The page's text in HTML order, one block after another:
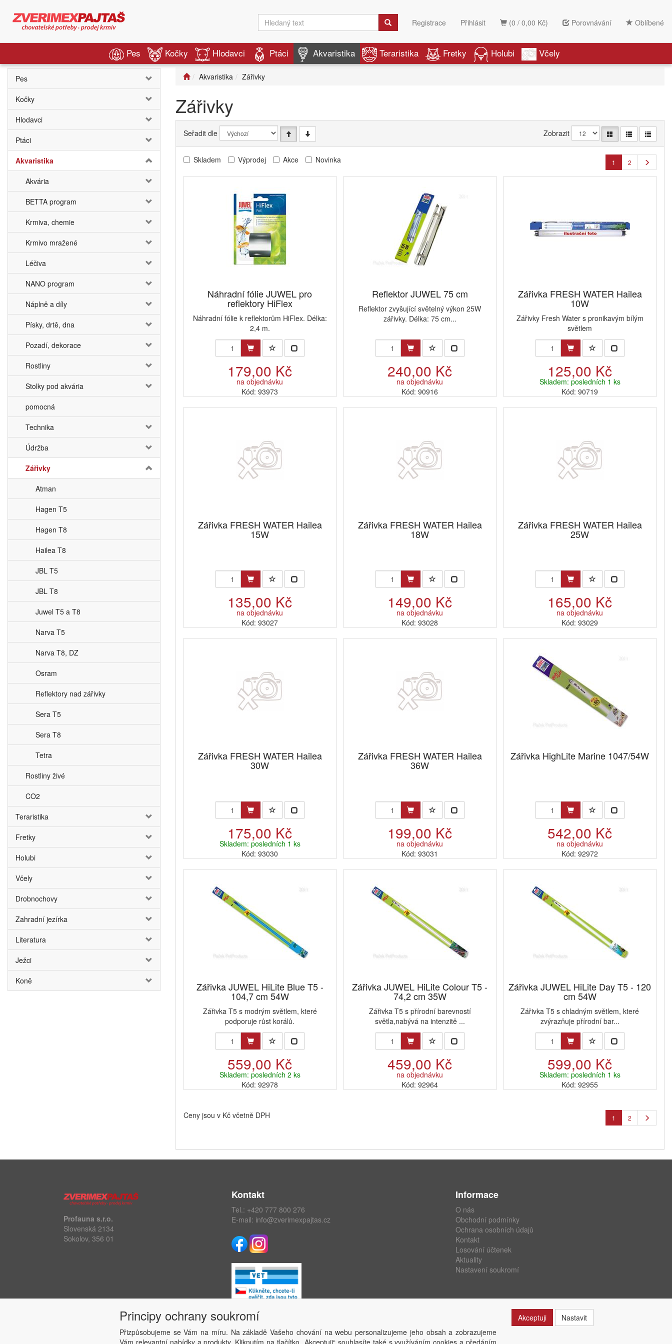
(0 / 0,00 Kč) Porovnávání Oblíbené
Registrace Přihlásit
Pes Kočky Hlodavci Ptáci Akvaristika Teraristika Fretky Holubi Včely
Pes
Kočky
Hlodavci
Ptáci
Akvaristika
Akvária
BETTA program
Krmiva, chemie
Krmivo mražené
Léčiva
NANO program
Náplně a díly
Písky, drtě, dna
Pozadí, dekorace
Rostliny
Stolky pod akvária
pomocná
Technika
Údržba
Zářivky
Atman
Hagen T5
Hagen T8
Hailea T8
JBL T5
JBL T8
Juwel T5 a T8
Narva T5
Narva T8, DZ
Osram
Reflektory nad zářivky
Sera T5
Sera T8
Tetra
Rostliny živé
CO2
Teraristika
Fretky
Holubi
Včely
Drobnochovy
Zahradní jezírka
Literatura
Ježci
Koně
Akvaristika Zářivky
Zářivky
Seřadit dle Zobrazit
Skladem Výprodej Akce Novinka 1 2
Náhradní fólie JUWEL pro
reflektory HiFlex
Náhradní fólie k reflektorům HiFlex. Délka:
2,4 m.
179,00 Kč
na objednávku
Kód: 93973
Reflektor JUWEL 75 cm
Reflektor zvyšující světelný výkon 25W
zářivky. Délka: 75 cm...
240,00 Kč
na objednávku
Kód: 90916
Zářivka FRESH WATER Hailea
10W
Zářivky Fresh Water s pronikavým bílým
světlem
125,00 Kč
Skladem: posledních 1 ks
Kód: 90719
Zářivka FRESH WATER Hailea
15W
135,00 Kč
na objednávku
Kód: 93027
Zářivka FRESH WATER Hailea
18W
149,00 Kč
na objednávku
Kód: 93028
Zářivka FRESH WATER Hailea
25W
165,00 Kč
na objednávku
Kód: 93029
Zářivka FRESH WATER Hailea
30W
175,00 Kč
Skladem: posledních 1 ks
Kód: 93030
Zářivka FRESH WATER Hailea
36W
199,00 Kč
na objednávku
Kód: 93031
Zářivka HighLite Marine 1047/54W
542,00 Kč
na objednávku
Kód: 92972
Zářivka JUWEL HiLite Blue T5 -
104,7 cm 54W
Zářivka T5 s modrým světlem, které
podporuje růst korálů.
559,00 Kč
Skladem: posledních 2 ks
Kód: 92978
Zářivka JUWEL HiLite Colour T5 -
74,2 cm 35W
Zářivka T5 s přírodní barevností
světla,nabývá na intenzitě ...
459,00 Kč
na objednávku
Kód: 92964
Zářivka JUWEL HiLite Day T5 - 120
cm 54W
Zářivka T5 s chladným světlem, které
zvýrazňuje přírodní bar...
599,00 Kč
Skladem: posledních 1 ks
Kód: 92955
Ceny jsou v Kč včetně DPH 1 2
Profauna s.r.o.
Slovenská 2134
Sokolov, 356 01
Kontakt
Tel.: +420 777 800 276
E-mail: info@zverimexpajtas.cz
Informace
O nás
Obchodní podmínky
Ochrana osobních údajů
Kontakt
Losování účtenek
Aktuality
Nastavení soukromí
Copyright © ABRA Software a.s. 2020
Principy ochrany soukromí
Přizpůsobujeme se Vám na míru. Na základě Vašeho chování na webu personalizujeme jeho obsah a zobrazujeme
Vám relevantní nabídky a produkty. Kliknutím na tlačítko „Akceptuji“ souhlasíte také s využíváním cookies a předáním
Akceptuji Nastavit